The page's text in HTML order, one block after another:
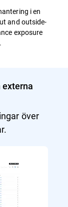
i en
and outside-
exposure
över